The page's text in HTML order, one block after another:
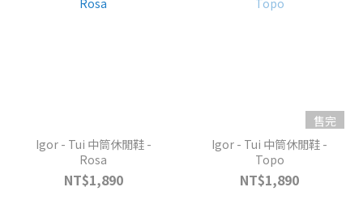
Igor - Tui 中筒休閒鞋 -
Rosa
NT$1,890
售完
Igor - Tui 中筒休閒鞋 -
Topo
NT$1,890